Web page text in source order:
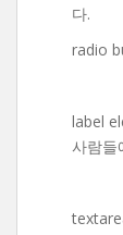
다.
radio
label
사람들